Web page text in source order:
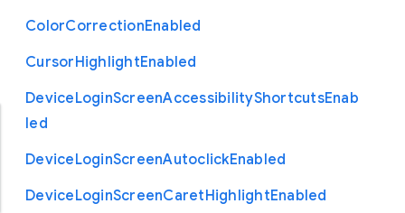
ColorCorrectionEnabled
CursorHighlightEnabled
DeviceLoginScreenAccessibilityShortcutsEnab
led
DeviceLoginScreenAutoclickEnabled
DeviceLoginScreenCaretHighlightEnabled